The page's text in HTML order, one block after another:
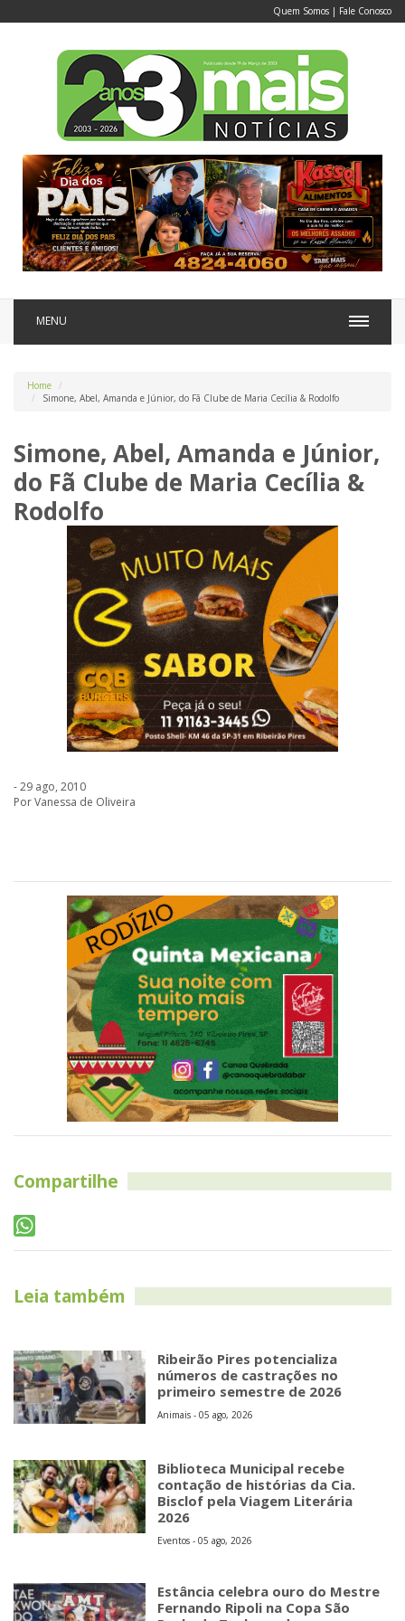
Quem Somos | Fale Conosco
MENU
Home
Simone, Abel, Amanda e Júnior, do Fã Clube de Maria Cecília & Rodolfo
Simone, Abel, Amanda e Júnior,
do Fã Clube de Maria Cecília &
Rodolfo
- 29 ago, 2010
Por Vanessa de Oliveira
Compartilhe
Leia também
Ribeirão Pires potencializa
números de castrações no
primeiro semestre de 2026
Animais - 05 ago, 2026
Biblioteca Municipal recebe
contação de histórias da Cia.
Bisclof pela Viagem Literária
2026
Eventos - 05 ago, 2026
Estância celebra ouro do Mestre
Fernando Ripoli na Copa São